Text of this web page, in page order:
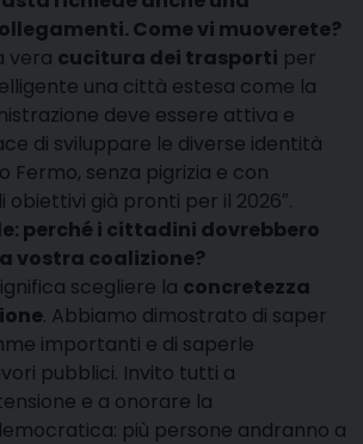
Come vi muoverete?
vera cucitura dei trasporti per
una città estesa come la
deve essere attiva e
di sviluppare le diverse identità
Fermo, senza pigrizia e con
obiettivi già pronti per il 2026″.
perché i cittadini dovrebbero
vostra coalizione?
scegliere la concretezza
. Abbiamo dimostrato di saper
importanti e di saperle
pubblici. Invito tutti a
e a onorare la
più persone andranno a